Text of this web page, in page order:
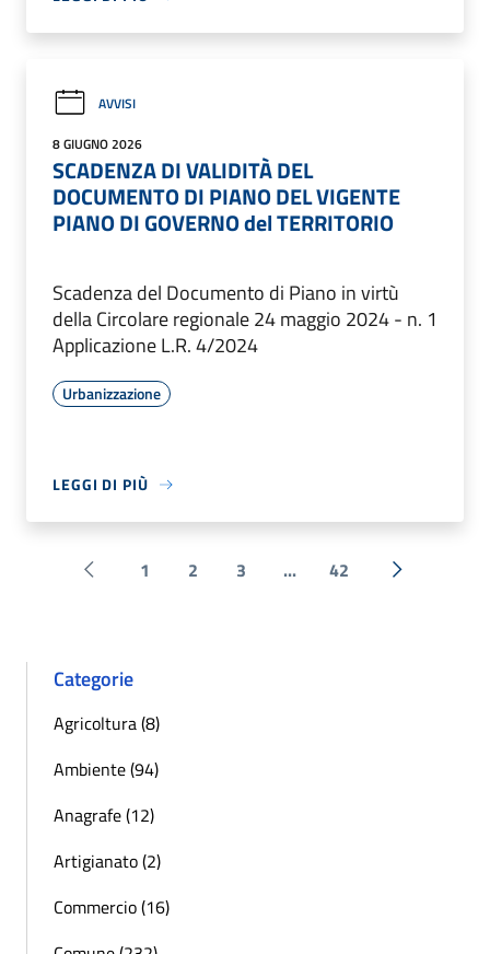
AVVISI
8 GIUGNO 2026
SCADENZA DI VALIDITÀ DEL
DOCUMENTO DI PIANO DEL VIGENTE
PIANO DI GOVERNO del TERRITORIO
Scadenza del Documento di Piano in virtù
della Circolare regionale 24 maggio 2024 - n. 1
Applicazione L.R. 4/2024
Urbanizzazione
LEGGI DI PIÙ
Pagina precedente
1 2 3 ... 42 Successiva
Categorie
Agricoltura (8)
Ambiente (94)
Anagrafe (12)
Artigianato (2)
Commercio (16)